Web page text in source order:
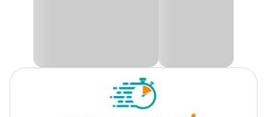
resistente à água, garantindo uma longa durabilidade, mesmo
além de ser segura para os peixes e plantas, tem excelente
durabilidade, preservando a cor e a integridade do enfeite ao longo